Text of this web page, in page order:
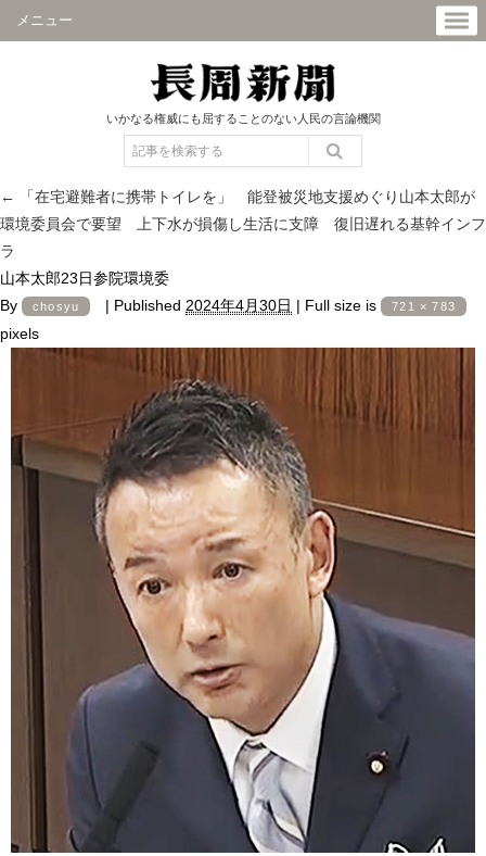
メニュー
いかなる権威にも屈することのない人民の言論機関
←
「在宅避難者に携帯トイレを」 能登被災地支援めぐり山本太郎が
環境委員会で要望 上下水が損傷し生活に支障 復旧遅れる基幹インフ
ラ
山本太郎23日参院環境委
By
chosyu | Published 2024年4月30日 | Full size is 721 × 783
pixels